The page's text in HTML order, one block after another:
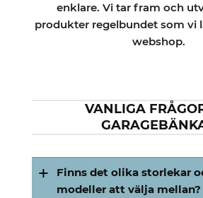
enklare. Vi tar fram och
produkter regelbundet som vi
webshop.
VANLIGA
Finns det olika storlekar
modeller att välja mellan?